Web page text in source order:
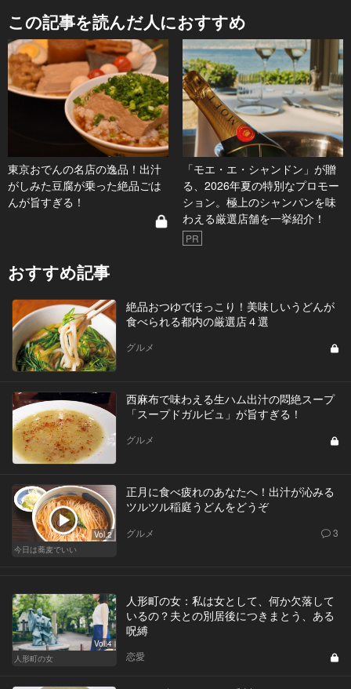
この記事を読んだ人におすすめ
東京おでんの名店の逸品！出汁
がしみた豆腐が乗った絶品ごは
んが旨すぎる！
「モエ・エ・シャンドン」が贈
る、2026年夏の特別なプロモー
ション。極上のシャンパンを味
わえる厳選店舗を一挙紹介！
PR
おすすめ記事
絶品おつゆでほっこり！美味しいうどんが
食べられる都内の厳選店４選
グルメ
西麻布で味わえる生ハム出汁の悶絶スープ
「スープドガルビュ」が旨すぎる！
グルメ
Vol.2
今日は蕎麦でいい
正月に食べ疲れのあなたへ！出汁が沁みる
ツルツル稲庭うどんをどうぞ
グルメ 3
Vol.4
人形町の女
人形町の女：私は女として、何か欠落して
いるの？夫との別居後につきまとう、ある
呪縛
恋愛